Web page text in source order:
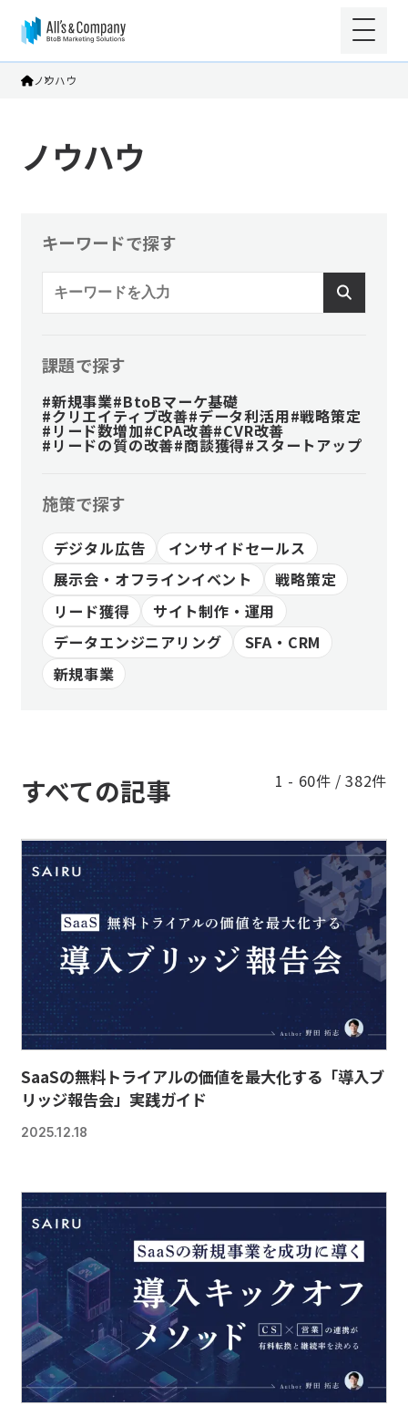
ノウハウ
ノウハウ
キーワードで探す
課題で探す
#新規事業#BtoBマーケ基礎
#クリエイティブ改善#データ利活用#戦略策定
#リード数増加#CPA改善#CVR改善
#リードの質の改善#商談獲得#スタートアップ
施策で探す
デジタル広告
インサイドセールス
展示会・オフラインイベント
戦略策定
リード獲得
サイト制作・運用
データエンジニアリング
SFA・CRM
新規事業
すべての記事 1 - 60件 / 382件
SaaSの無料トライアルの価値を最大化する「導入ブ
リッジ報告会」実践ガイド
2025.12.18